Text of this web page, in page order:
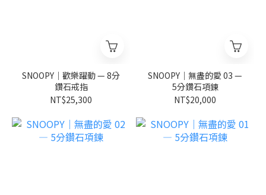
SNOOPY｜歡樂躍動 — 8分
鑽石戒指
NT$25,300
SNOOPY｜無盡的愛 03 —
5分鑽石項鍊
NT$20,000